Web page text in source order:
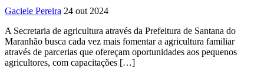
Gaciele Pereira 24 out 2024
A Secretaria de agricultura através da Prefeitura de Santana do
Maranhão busca cada vez mais fomentar a agricultura familiar
através de parcerias que ofereçam oportunidades aos pequenos
agricultores, com capacitações […]